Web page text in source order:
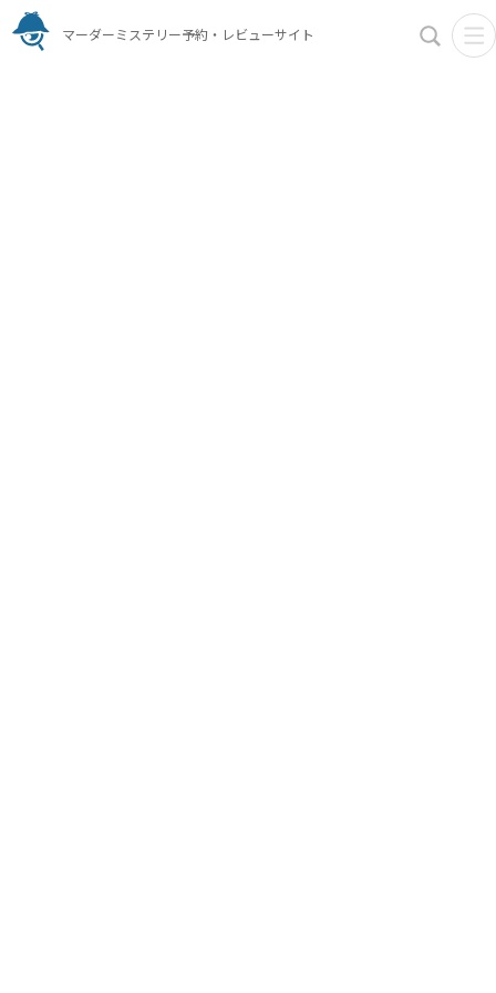
マーダーミステリー予約・レビューサイト